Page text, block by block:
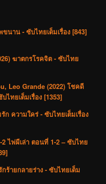
นาน - ซับไทยเต็มเรื่อง [843]
ฆาตกรโรคจิต - ซับไทย
Leo Grande (2022) โชคดี
ไทยเต็มเรื่อง [1353]
ก ความใคร่ - ซับไทยเต็มเรื่อง
2 ไพ่ผีเล่า ตอนที่ 1-2 – ซับไทย
ร้ายกลายร่าง - ซับไทยเต็ม